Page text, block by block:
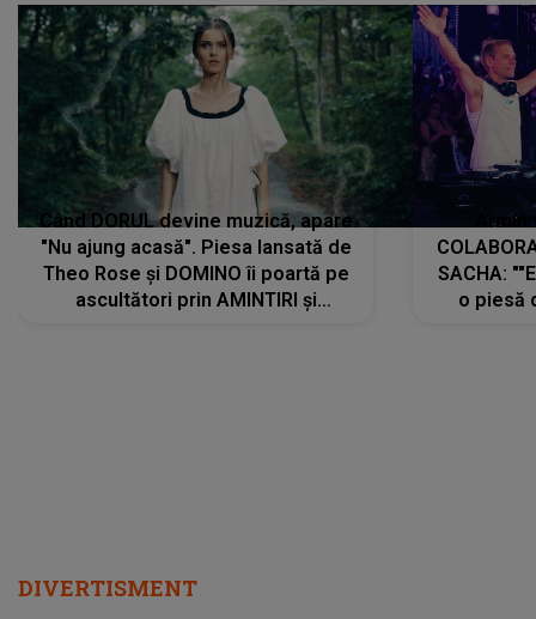
Când DORUL devine muzică, apare
"Nu ajung acasă". Piesa lansată de
Theo Rose și DOMINO îi poartă pe
ascultători prin AMINTIRI și
SACHA:
o piesă
DIVERTISMENT